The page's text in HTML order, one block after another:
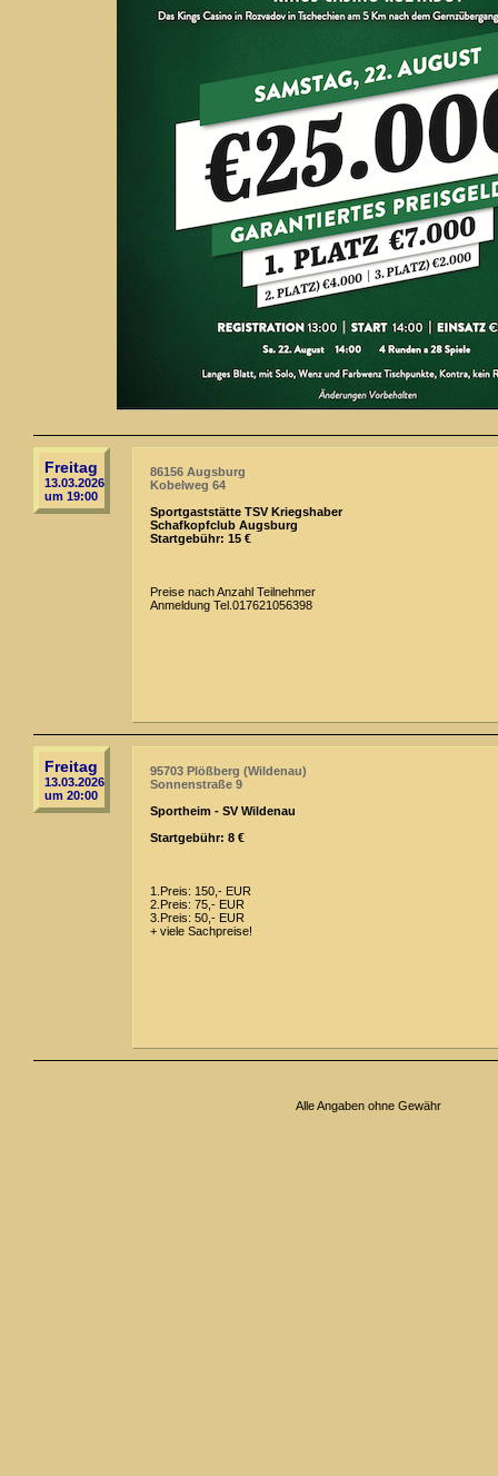
Freitag
13.03.2026
um 19:00
86156 Augsburg
Kobelweg 64
Sportgaststätte TSV Kriegshaber
Schafkopfclub Augsburg
Startgebühr: 15 €
Preise nach Anzahl Teilnehmer
Anmeldung Tel.017621056398
Freitag
13.03.2026
um 20:00
95703 Plößberg (Wildenau)
Sonnenstraße 9
Sportheim - SV Wildenau
Startgebühr: 8 €
1.Preis: 150,- EUR
2.Preis: 75,- EUR
3.Preis: 50,- EUR
+ viele Sachpreise!
Alle Angaben ohne Gewähr